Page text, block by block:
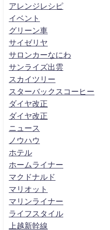
アレンジレシピ
イベント
グリーン車
サイゼリヤ
サロンカーなにわ
サンライズ出雲
スカイツリー
スターバックスコーヒー
ダイヤ改正
ダイヤ改正
ニュース
ノウハウ
ホテル
ホームライナー
マクドナルド
マリオット
マリンライナー
ライフスタイル
上越新幹線